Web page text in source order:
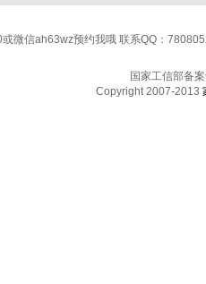
微信ah63wz预约我哦 联系QQ：
国家工信部备
Copyright 2007-2013